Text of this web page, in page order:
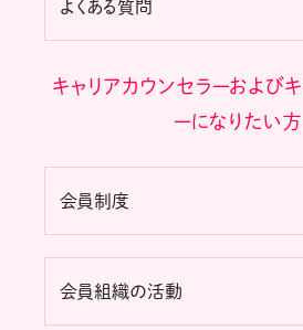
よくある質問
キャリアカウンセラーおよび
ーになりたい
会員制度
会員組織の活動